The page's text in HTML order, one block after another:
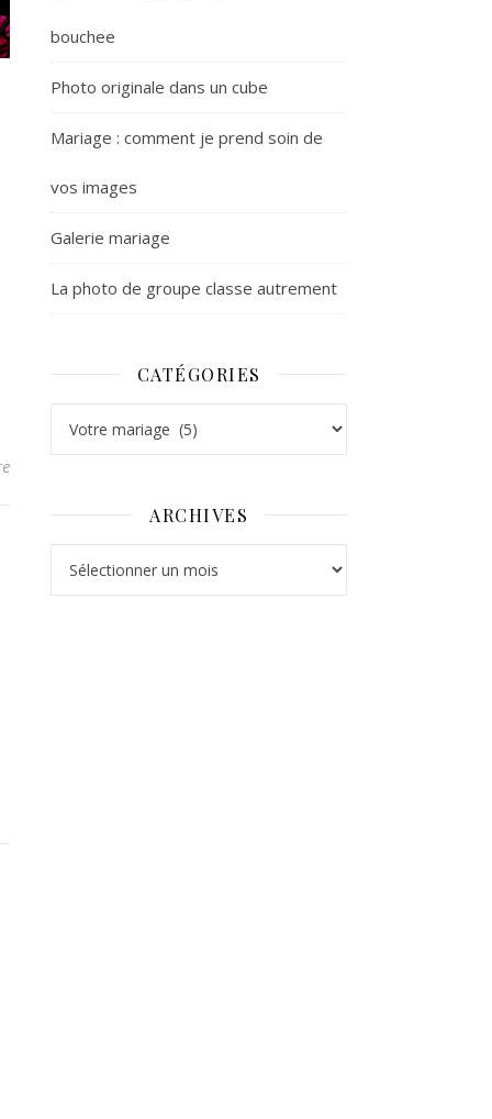
bouchee
Photo originale dans un cube
Mariage : comment je prend soin de
vos images
Galerie mariage
La photo de groupe classe autrement
CATÉGORIES
ARCHIVES